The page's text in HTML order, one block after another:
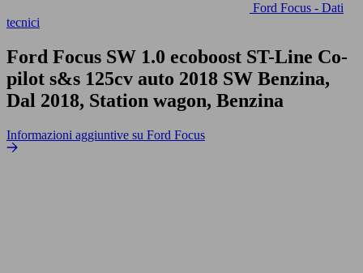
Ford Focus - Dati
tecnici
Ford Focus SW 1.0 ecoboost ST-Line Co-
pilot s&s 125cv auto 2018 SW Benzina,
Dal 2018, Station wagon, Benzina
Informazioni aggiuntive su Ford Focus